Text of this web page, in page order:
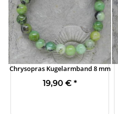
Chrysopras Kugelarmband 8 mm
19,90 € *